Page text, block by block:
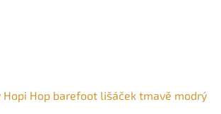
Hopi Hop barefoot lišáček tmavě modrý